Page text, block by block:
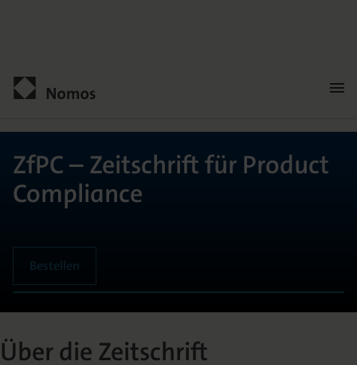
Kontakt
ZfPC – Zeitschrift für Product
Compliance
Bestellen
Über die Zeitschrift